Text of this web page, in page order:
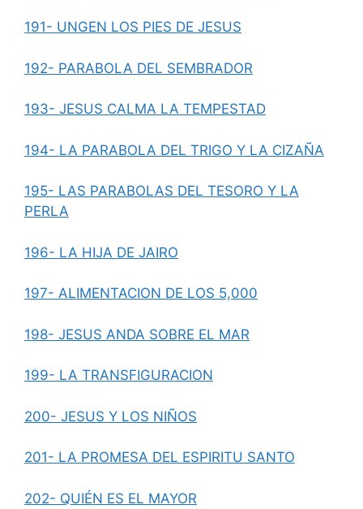
191- UNGEN LOS PIES DE JESUS
192- PARABOLA DEL SEMBRADOR
193- JESUS CALMA LA TEMPESTAD
194- LA PARABOLA DEL TRIGO Y LA CIZAÑA
195- LAS PARABOLAS DEL TESORO Y LA
PERLA
196- LA HIJA DE JAIRO
197- ALIMENTACION DE LOS 5,000
198- JESUS ANDA SOBRE EL MAR
199- LA TRANSFIGURACION
200- JESUS Y LOS NIÑOS
201- LA PROMESA DEL ESPIRITU SANTO
202- QUIÉN ES EL MAYOR